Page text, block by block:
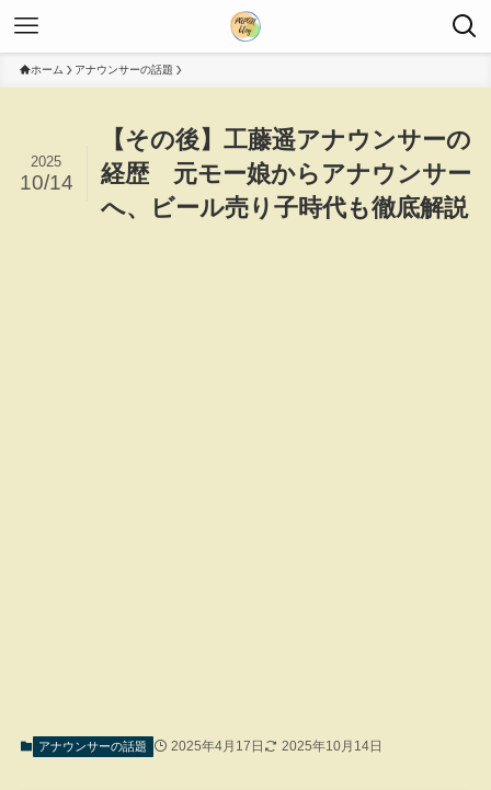
ホーム アナウンサーの話題
【その後】工藤遥アナウンサーの
経歴 元モー娘からアナウンサー
へ、ビール売り子時代も徹底解説
2025
10/14
アナウンサーの話題 2025年4月17日 2025年10月14日